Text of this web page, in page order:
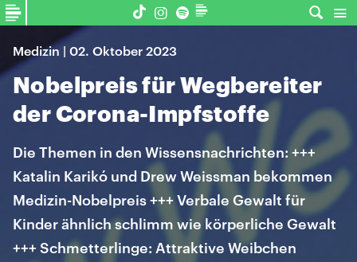
Medizin | 02. Oktober 2023
Nobelpreis für Wegbereiter
der Corona-Impfstoffe
Die Themen in den Wissensnachrichten: +++
Katalin Karikó und Drew Weissman bekommen
Medizin-Nobelpreis +++ Verbale Gewalt für
Kinder ähnlich schlimm wie körperliche Gewalt
+++ Schmetterlinge: Attraktive Weibchen